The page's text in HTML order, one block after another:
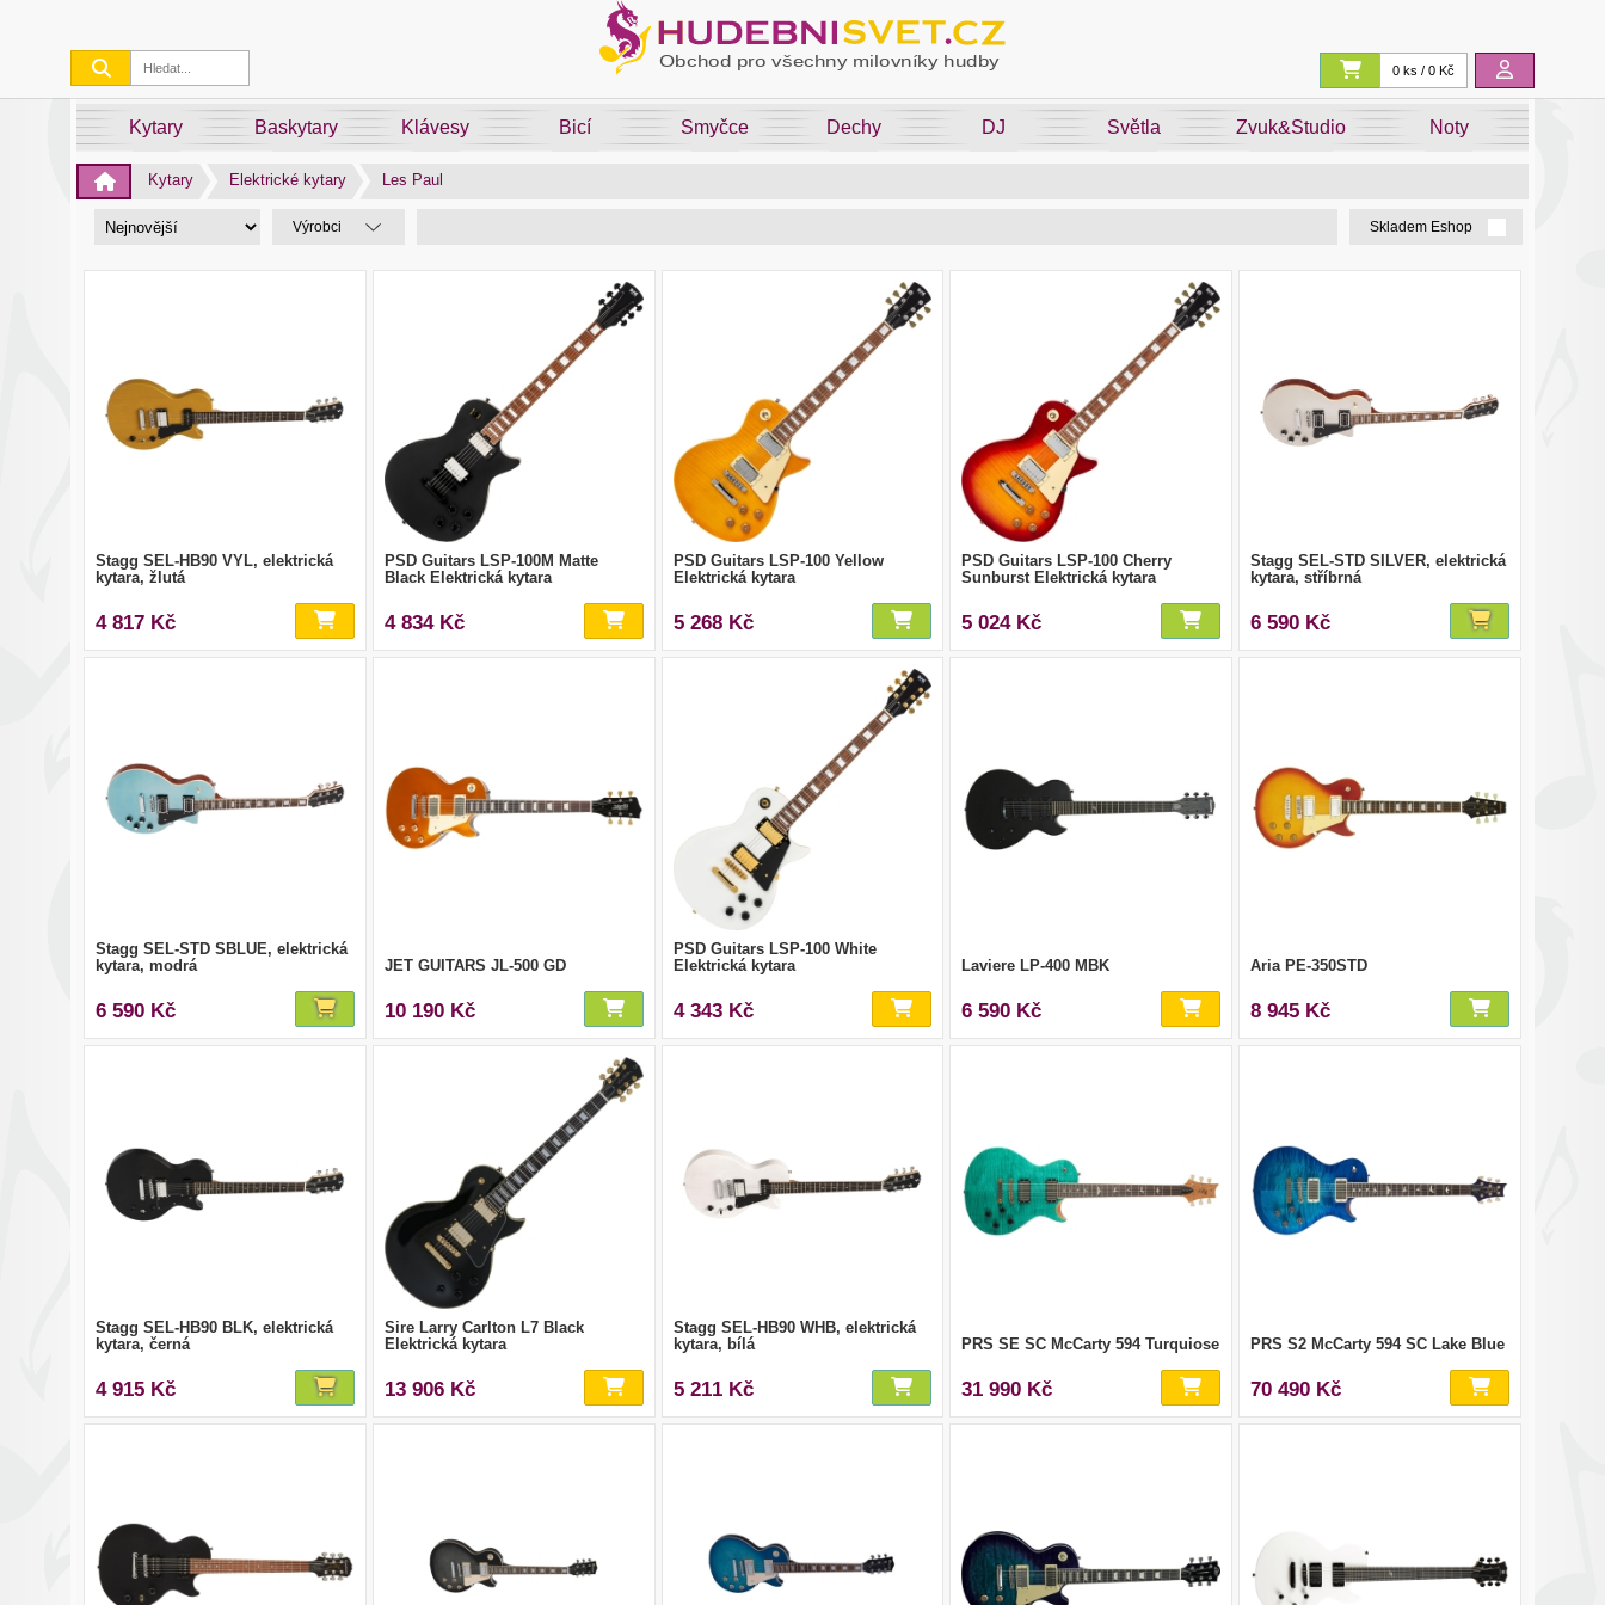
0 ks / 0 Kč
Kytary Baskytary Klávesy Bicí Smyčce Dechy DJ Světla Zvuk&Studio Noty
Kytary Elektrické kytary Les Paul
Výrobci Skladem Eshop
Stagg SEL-HB90 VYL, elektrická
kytara, žlutá
4 817 Kč
PSD Guitars LSP-100M Matte
Black Elektrická kytara
4 834 Kč
PSD Guitars LSP-100 Yellow
Elektrická kytara
5 268 Kč
PSD Guitars LSP-100 Cherry
Sunburst Elektrická kytara
5 024 Kč
Stagg SEL-STD SILVER, elektrická
kytara, stříbrná
6 590 Kč
Stagg SEL-STD SBLUE, elektrická
kytara, modrá
6 590 Kč
JET GUITARS JL-500 GD
10 190 Kč
PSD Guitars LSP-100 White
Elektrická kytara
4 343 Kč
Laviere LP-400 MBK
6 590 Kč
Aria PE-350STD
8 945 Kč
Stagg SEL-HB90 BLK, elektrická
kytara, černá
4 915 Kč
Sire Larry Carlton L7 Black
Elektrická kytara
13 906 Kč
Stagg SEL-HB90 WHB, elektrická
kytara, bílá
5 211 Kč
PRS SE SC McCarty 594 Turquiose
31 990 Kč
PRS S2 McCarty 594 SC Lake Blue
70 490 Kč